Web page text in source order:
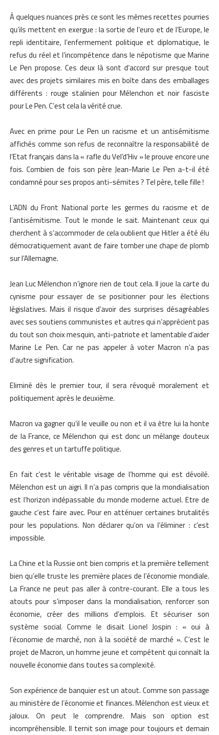
À quelques nuances près ce sont les mêmes recettes pourries
qu’ils mettent en exergue : la sortie de l’euro et de l’Europe, le
repli identitaire, l’enfermement politique et diplomatique, le
refus du réel et l’incompétence dans le népotisme que Marine
Le Pen propose. Ces deux là sont d’accord sur presque tout
avec des projets similaires mis en boîte dans des emballages
différents : rouge stalinien pour Mélenchon et noir fasciste
pour Le Pen. C’est cela la vérité crue.
Avec en prime pour Le Pen un racisme et un antisémitisme
affichés comme son refus de reconnaître la responsabilité de
l’Etat français dans la « rafle du Vel’d’Hiv » le prouve encore une
fois. Combien de fois son père Jean-Marie Le Pen a-t-il été
condamné pour ses propos anti-sémites ? Tel père, telle fille !
L’ADN du Front National porte les germes du racisme et de
l’antisémitisme. Tout le monde le sait. Maintenant ceux qui
cherchent à s’accommoder de cela oublient que Hitler a été élu
démocratiquement avant de faire tomber une chape de plomb
sur l’Allemagne.
Jean Luc Mélenchon n’ignore rien de tout cela. Il joue la carte du
cynisme pour essayer de se positionner pour les élections
législatives. Mais il risque d’avoir des surprises désagréables
avec ses soutiens communistes et autres qui n’apprécient pas
du tout son choix mesquin, anti-patriote et lamentable d’aider
Marine Le Pen. Car ne pas appeler à voter Macron n’a pas
d’autre signification.
Eliminé dès le premier tour, il sera révoqué moralement et
politiquement après le deuxième.
Macron va gagner qu’il le veuille ou non et il va être lui la honte
de la France, ce Mélenchon qui est donc un mélange douteux
des genres et un tartuffe politique.
En fait c’est le véritable visage de l’homme qui est dévoilé.
Mélenchon est un aigri. Il n’a pas compris que la mondialisation
est l’horizon indépassable du monde moderne actuel. Etre de
gauche c’est faire avec. Pour en atténuer certaines brutalités
pour les populations. Non déclarer qu’on va l’éliminer : c’est
impossible.
La Chine et la Russie ont bien compris et la première tellement
bien qu’elle truste les première places de l’économie mondiale.
La France ne peut pas aller à contre-courant. Elle a tous les
atouts pour s’imposer dans la mondialisation, renforcer son
économie, créer des millions d’emplois. Et sécuriser son
système social. Comme le disait Lionel Jospin : « oui à
l’économie de marché, non à la société de marché ». C’est le
projet de Macron, un homme jeune et compétent qui connaît la
nouvelle économie dans toutes sa complexité.
Son expérience de banquier est un atout. Comme son passage
au ministère de l’économie et finances. Mélenchon est vieux et
jaloux. On peut le comprendre. Mais son option est
incompréhensible. Il ternit son image pour toujours et demain